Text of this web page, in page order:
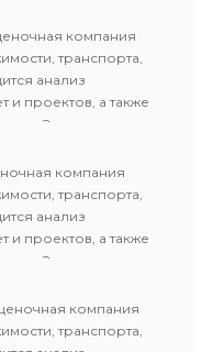
и
для
процессов.
компания
транспорта,
анализ
и проектов, а также
Эксперты
и
для
процессов.
компания
транспорта,
анализ
и проектов, а также
Эксперты
и
для
процессов.
компания
транспорта,